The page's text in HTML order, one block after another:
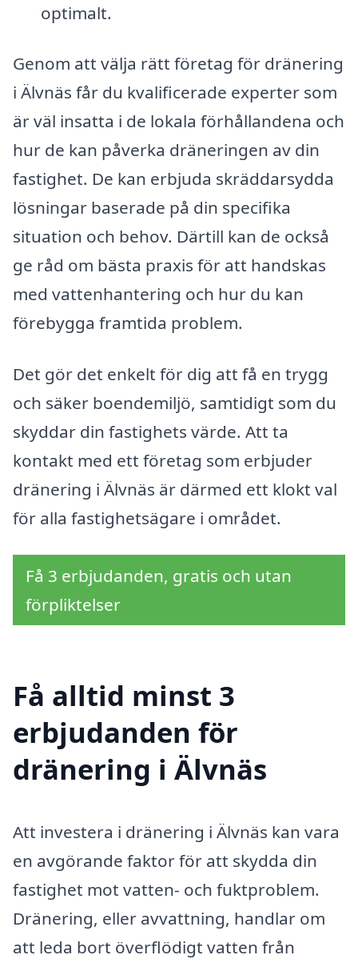
optimalt.
Genom att välja rätt företag för dränering
i Älvnäs får du kvalificerade experter som
är väl insatta i de lokala förhållandena och
hur de kan påverka dräneringen av din
fastighet. De kan erbjuda skräddarsydda
lösningar baserade på din specifika
situation och behov. Därtill kan de också
ge råd om bästa praxis för att handskas
med vattenhantering och hur du kan
förebygga framtida problem.
Det gör det enkelt för dig att få en trygg
och säker boendemiljö, samtidigt som du
skyddar din fastighets värde. Att ta
kontakt med ett företag som erbjuder
dränering i Älvnäs är därmed ett klokt val
för alla fastighetsägare i området.
Få 3 erbjudanden, gratis och utan
förpliktelser
Få alltid minst 3
erbjudanden för
dränering i Älvnäs
Att investera i dränering i Älvnäs kan vara
en avgörande faktor för att skydda din
fastighet mot vatten- och fuktproblem.
Dränering, eller avvattning, handlar om
att leda bort överflödigt vatten från